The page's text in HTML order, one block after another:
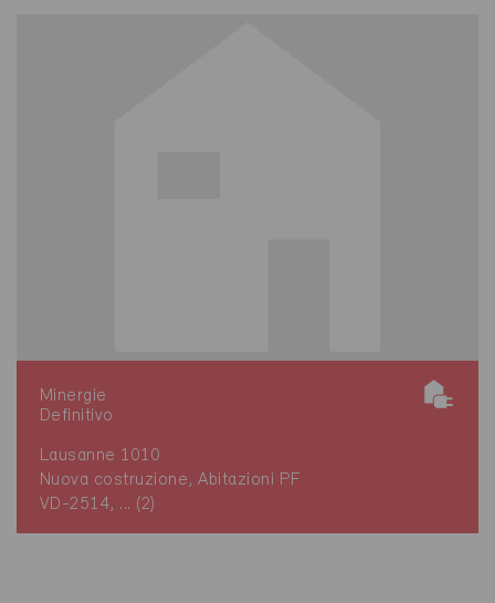
Minergie
Definitivo
Lausanne 1010
Nuova costruzione, Abitazioni PF
VD-2514, ... (2)